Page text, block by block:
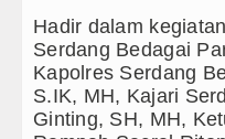
Hadir dalam
Serdang Bedagai
Kapolres Serdang
S.IK, MH, Kajari
Ginting, SH, MH,